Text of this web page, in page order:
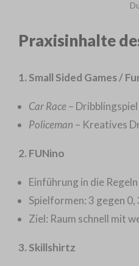
Praxisinhalte
1. Small Sided Games /
Car Race–
Policeman – Kreatives
2. FUNino
Einführung in die Regeln
Spielformen: 3 gegen
Ziel: Raum schnell mit
3. Skillshirtz